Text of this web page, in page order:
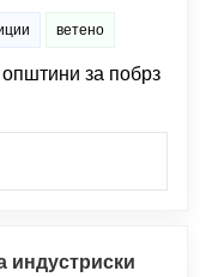
ветено
за побрз
индустриски